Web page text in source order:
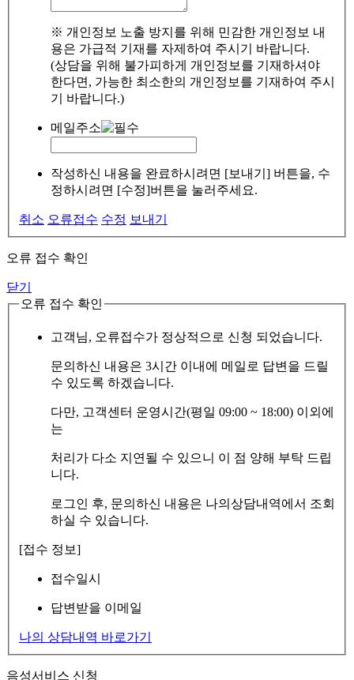
※ 개인정보 노출 방지를 위해 민감한 개인정보 내
용은 가급적 기재를 자제하여 주시기 바랍니다.
(상담을 위해 불가피하게 개인정보를 기재하셔야
한다면, 가능한 최소한의 개인정보를 기재하여 주시
기 바랍니다.)
메일주소
작성하신 내용을 완료하시려면 [보내기] 버튼을, 수
정하시려면 [수정]버튼을 눌러주세요.
취소 오류접수 수정 보내기
오류 접수 확인
닫기
오류 접수 확인
고객님, 오류접수가 정상적으로 신청 되었습니다.
문의하신 내용은 3시간 이내에 메일로 답변을 드릴
수 있도록 하겠습니다.
다만, 고객센터 운영시간(평일 09:00 ~ 18:00) 이외에
는
처리가 다소 지연될 수 있으니 이 점 양해 부탁 드립
니다.
로그인 후, 문의하신 내용은 나의상담내역에서 조회
하실 수 있습니다.
[접수 정보]
접수일시
답변받을 이메일
나의 상담내역 바로가기
음성서비스 신청